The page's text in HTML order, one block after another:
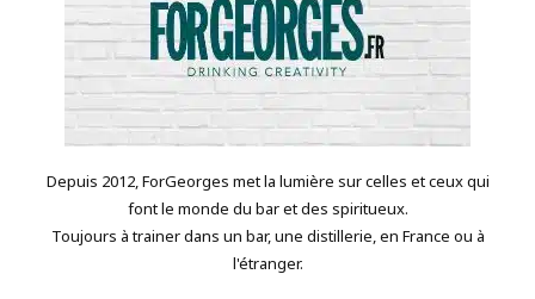
Depuis 2012, ForGeorges met la lumière sur celles et ceux qui
font le monde du bar et des spiritueux.
Toujours à trainer dans un bar, une distillerie, en France ou à
l'étranger.